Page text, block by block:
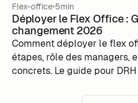
Flex-office 5min
Déployer le Flex Office :
changement 2026
Comment déployer le flex
étapes, rôle des managers,
concrets. Le guide pour